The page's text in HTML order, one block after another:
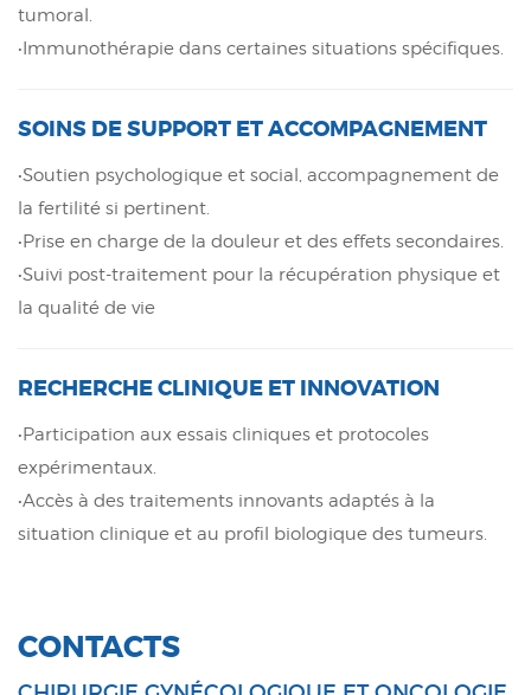
tumoral.
•Immunothérapie dans certaines situations spécifiques.
SOINS DE SUPPORT ET ACCOMPAGNEMENT
•Soutien psychologique et social, accompagnement de
la fertilité si pertinent.
•Prise en charge de la douleur et des effets secondaires.
•Suivi post-traitement pour la récupération physique et
la qualité de vie
RECHERCHE CLINIQUE ET INNOVATION
•Participation aux essais cliniques et protocoles
expérimentaux.
•Accès à des traitements innovants adaptés à la
situation clinique et au profil biologique des tumeurs.
CONTACTS